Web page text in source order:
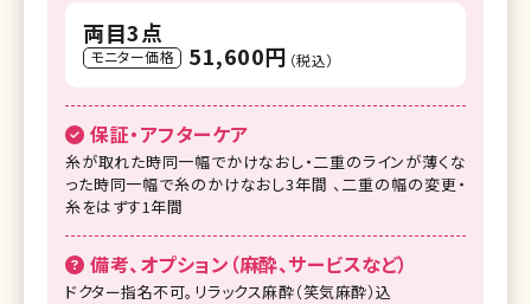
両目3点
モニター価格 51,600円 （税込）
保証・アフターケア
糸が取れた時同一幅でかけなおし・二重のラインが薄くな
った時同一幅で糸のかけなおし3年間 、二重の幅の変更・
糸をはずす1年間
備考、オプション（麻酔、サービスなど）
ドクター指名不可。リラックス麻酔（笑気麻酔）込